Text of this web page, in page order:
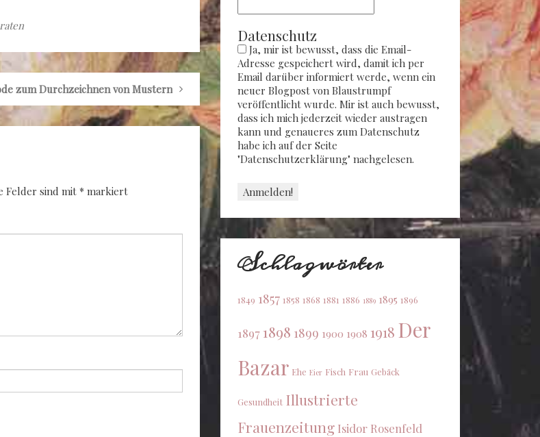
zum Durchzeichnen von Mustern
Felder sind mit* markiert
Datenschutz
Ja, mir ist bewusst, dass die Email-
Adresse gespeichert wird, damit ich per
Email darüber informiert werde, wenn ein
neuer Blogpost von Blaustrumpf
veröffentlicht wurde. Mir ist auch bewusst,
dass ich mich jederzeit wieder austragen
kann und genaueres zum Datenschutz
habe ich auf der Seite
"Datenschutzerklärung" nachgelesen.
Schlagwörter
1849 1857 1858 1868 1881 1886 1889 1895 1896
18971898 1899 1900 1908 1918 Der
Bazar Ehe Eier Fisch Frau Gebäck
Gesundheit Illustrierte
Frauenzeitung Isidor Rosenfeld